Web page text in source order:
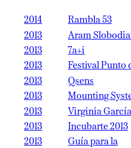
2014
Rambla 53
2013
Aram
2013
7a+i
2013
Festival Punto
2013
Qsens
2013
Mounting
2013
Virginia García
2013
Incubarte 2013
2013
Guía para la